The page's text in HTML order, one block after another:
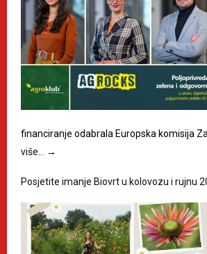
financiranje odabrala Europska komisija
više…
→
Posjetite imanje Biovrt u kolovozu i rujnu